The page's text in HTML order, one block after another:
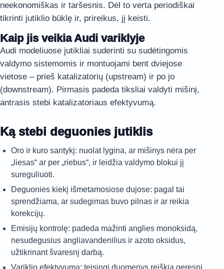
neekonomiškas ir taršesnis. Dėl to verta periodiškai
tikrinti jutiklio būklę ir, prireikus, jį keisti.
Kaip jis veikia Audi variklyje
Audi modeliuose jutikliai suderinti su sudėtingomis
valdymo sistemomis ir montuojami bent dviejose
vietose – prieš katalizatorių (upstream) ir po jo
(downstream). Pirmasis padeda tiksliai valdyti mišinį,
antrasis stebi katalizatoriaus efektyvumą.
Ką stebi deguonies jutiklis
Oro ir kuro santykį: nuolat lygina, ar mišinys nėra per
„liesas“ ar per „riebus“, ir leidžia valdymo blokui jį
sureguliuoti.
Deguonies kiekį išmetamosiose dujose: pagal tai
sprendžiama, ar sudegimas buvo pilnas ir ar reikia
korekcijų.
Emisijų kontrolę: padeda mažinti anglies monoksidą,
nesudegusius angliavandenilius ir azoto oksidus,
užtikrinant švaresnį darbą.
Variklio efektyvumą: teisingi duomenys reiškia geresnį